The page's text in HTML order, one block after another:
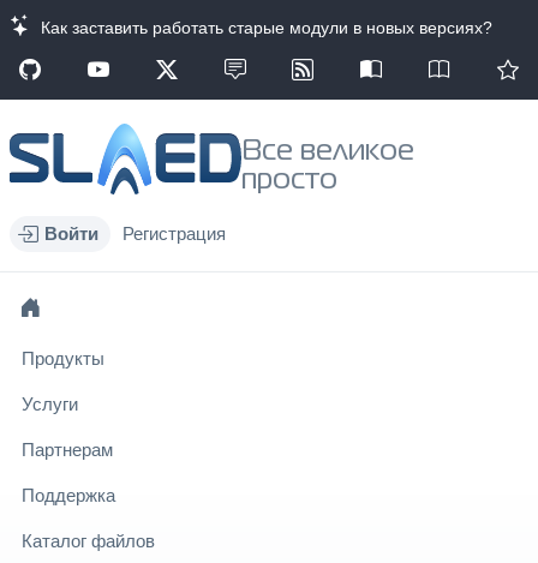
Как заставить работать старые модули в новых версиях?
Все великое
просто
Войти Регистрация
Продукты
Услуги
Партнерам
Поддержка
Каталог файлов